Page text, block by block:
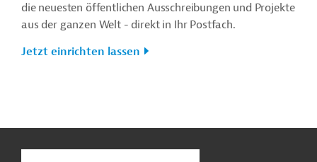
die neuesten öffentlichen Ausschreibungen und Projekte
aus der ganzen Welt - direkt in Ihr Postfach.
Jetzt einrichten lassen